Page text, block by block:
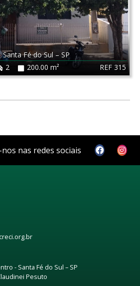
REF 315
Santa Fé do Sul – SP
2 200.00 m²
nos nas redes sociais
- Santa Fé do Sul – SP
Pesuto